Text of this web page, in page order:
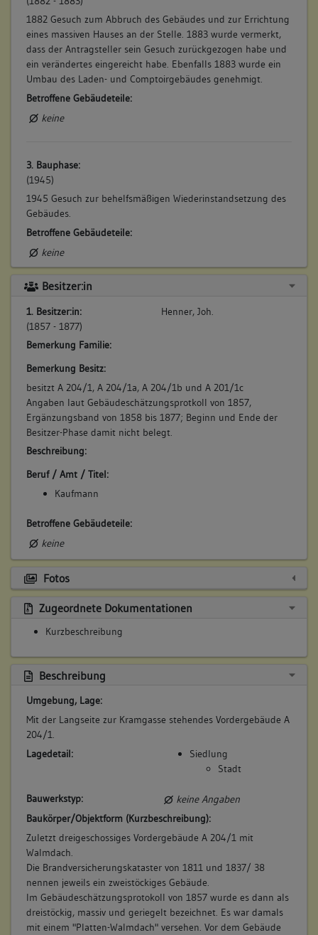
1882 Gesuch zum Abbruch des Gebäudes und zur Errichtung
eines massiven Hauses an der Stelle. 1883 wurde vermerkt,
dass der Antragsteller sein Gesuch zurückgezogen habe und
ein verändertes eingereicht habe. Ebenfalls 1883 wurde ein
Umbau des Laden- und Comptoirgebäudes genehmigt.
Betroffene Gebäudeteile:
keine
3. Bauphase:
(1945)
1945 Gesuch zur behelfsmäßigen Wiederinstandsetzung des
Gebäudes.
Betroffene Gebäudeteile:
keine
(1962 - 1963)
1962 Gesuch zum Wiederaufbau eines Gebäudes. Wurde 1963
genehmigt. In den Plänen wurden die Behelfsbauten (gelb
angelegt) durch den Neubau überschnitten. Die
Behelfsbauten in direkter Nähe des Chores der
Valentinskapelle wurden abgebrochen. Das neue Gebäude
wurde eher über dem ehemaligen Standfort von Kramgasse 1
geplant.
Besitzer:in
1. Besitzer:in:
(1857 - 1877)
Henner, Joh.
Bemerkung Familie:
Bemerkung Besitz:
besitzt A 204/1, A 204/1a, A 204/1b und A 201/1c
Angaben laut Gebäudeschätzungsprotkoll von 1857,
Ergänzungsband von 1858 bis 1877; Beginn und Ende der
Besitzer-Phase damit nicht belegt.
Beschreibung:
Beruf / Amt / Titel:
Kaufmann
Betroffene Gebäudeteile:
keine
Fotos
Zugeordnete Dokumentationen
Kurzbeschreibung
Beschreibung
Umgebung, Lage:
Mit der Langseite zur Kramgasse stehendes Vordergebäude A
204/1.
Lagedetail:
Siedlung
Stadt
Bauwerkstyp:
keine Angaben
Baukörper/Objektform (Kurzbeschreibung):
Zuletzt dreigeschossiges Vordergebäude A 204/1 mit
Walmdach.
Die Brandversicherungskataster von 1811 und 1837/ 38
nennen jeweils ein zweistöckiges Gebäude.
Im Gebäudeschätzungsprotokoll von 1857 wurde es dann als
dreistöckig, massiv und geriegelt bezeichnet. Es war damals
mit einem "Platten-Walmdach" versehen. Vor dem Gebäude